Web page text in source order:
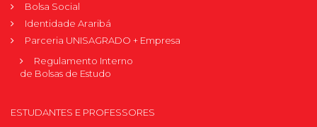
Bolsa Social
Identidade Araribá
Parceria UNISAGRADO + Empresa
Regulamento Interno
de Bolsas de Estudo
ESTUDANTES E PROFESSORES